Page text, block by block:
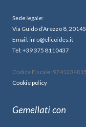
Sede legale:
Via Guido d’Arezzo 8,
Email: info@elicoides.it
Tel: +39 375 8110437
Codice Fiscale:
Cookie policy
Gemellati con